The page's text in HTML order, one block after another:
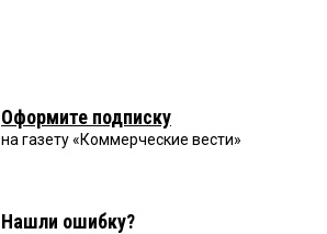
Оформите подписку
на газету «Коммерческие вести»
Нашли ошибку?